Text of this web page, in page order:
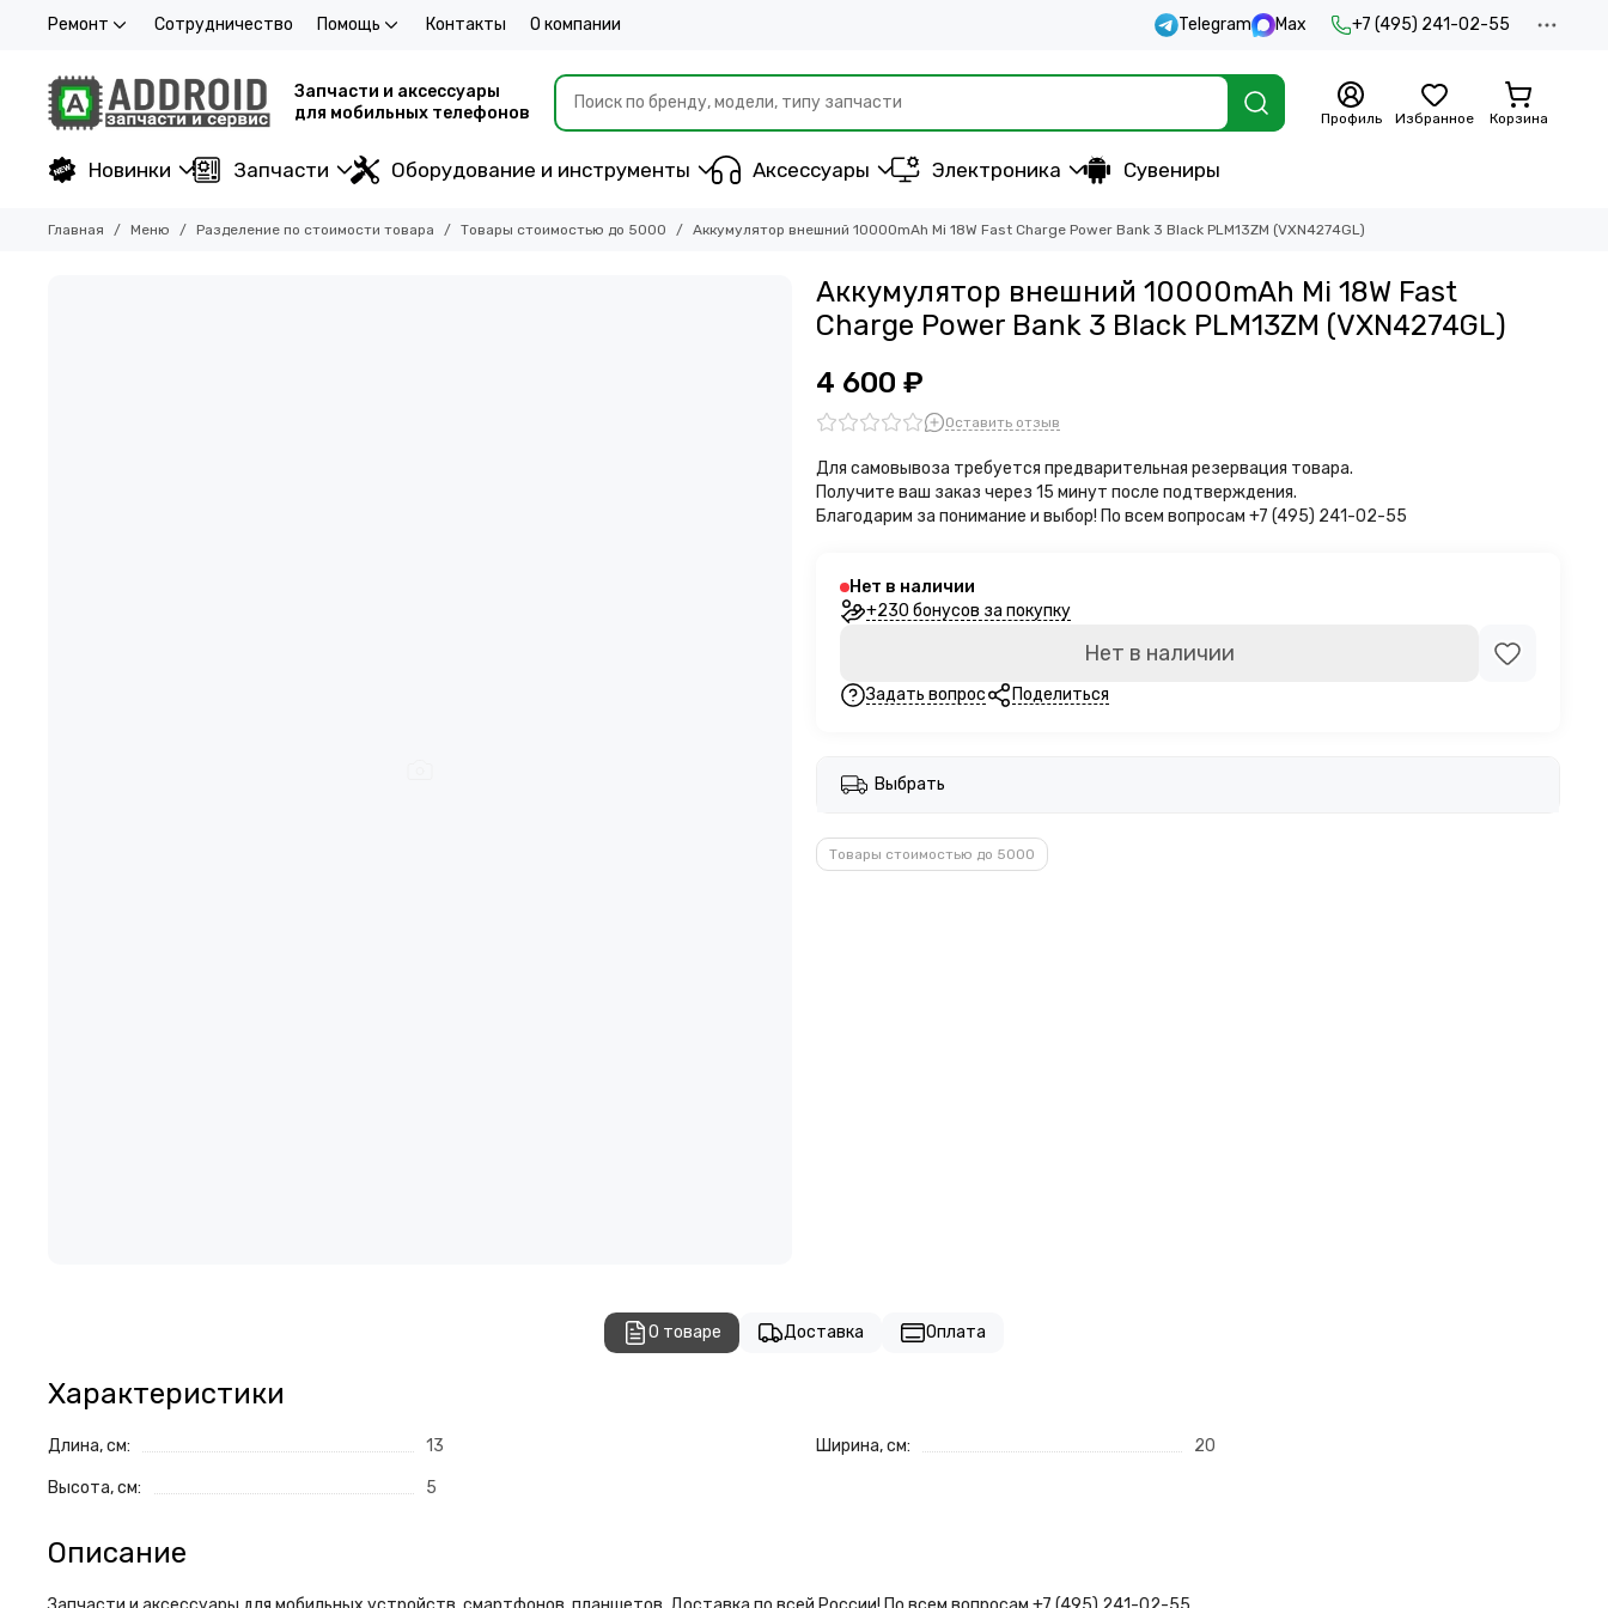
Ремонт Сотрудничество Помощь Контакты О компании Telegram Max +7 (495) 241-02-55
Запчасти и аксессуары
для мобильных телефонов
Профиль Избранное Корзина
Новинки Запчасти Оборудование и инструменты Аксессуары Электроника Сувениры
Главная Меню Разделение по стоимости товара Товары стоимостью до 5000 Аккумулятор внешний 10000mAh Mi 18W Fast Charge Power Bank 3 Black PLM13ZM (VXN4274GL)
Аккумулятор внешний 10000mAh Mi 18W Fast
Charge Power Bank 3 Black PLM13ZM (VXN4274GL)
4 600 ₽
Оставить отзыв
Для самовывоза требуется предварительная резервация товара.
Получите ваш заказ через 15 минут после подтверждения.
Благодарим за понимание и выбор! По всем вопросам +7 (495) 241-02-55
Нет в наличии
+230 бонусов за покупку
Нет в наличии
Задать вопрос Поделиться
Выбрать
Товары стоимостью до 5000
О товаре Доставка Оплата
Характеристики
Длина, см: 13
Высота, см: 5
Ширина, см: 20
Описание